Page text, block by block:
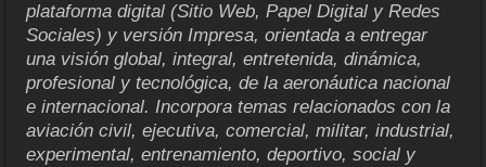
plataforma digital (Sitio Web, Papel Digital y Redes
Sociales) y versión Impresa, orientada a entregar
una visión global, integral, entretenida, dinámica,
profesional y tecnológica, de la aeronáutica nacional
e internacional. Incorpora temas relacionados con la
aviación civil, ejecutiva, comercial, militar, industrial,
experimental, entrenamiento, deportivo, social y